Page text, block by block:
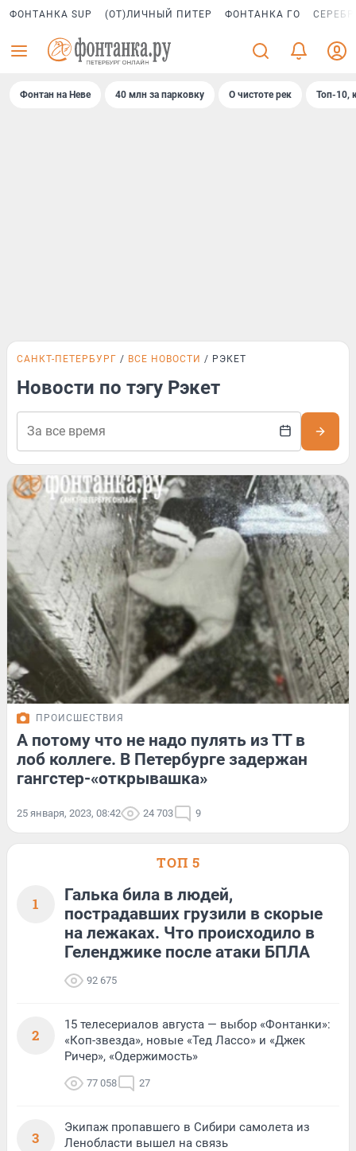
ФОНТАНКА SUP (ОТ)ЛИЧНЫЙ ПИТЕР ФОНТАНКА ГО
Фонтан на Неве 40 млн за парковку О чистоте рек Топ-10,
САНКТ-ПЕТЕРБУРГ ВСЕ НОВОСТИ РЭКЕТ
Новости по тэгу Рэкет
ПРОИСШЕСТВИЯ
А потому что не надо пулять из ТТ в
лоб коллеге. В Петербурге задержан
гангстер-«открывашка»
25 января, 2023, 08:42 24 703 9
ТОП 5
1
Галька била в людей,
пострадавших грузили в скорые
на лежаках. Что происходило в
Геленджике после атаки БПЛА
92 675
2
15 телесериалов августа — выбор «Фонтанки»:
«Коп-звезда», новые «Тед Лассо» и «Джек
Ричер», «Одержимость»
77 058 27
3
Экипаж пропавшего в Сибири самолета из
Ленобласти вышел на связь